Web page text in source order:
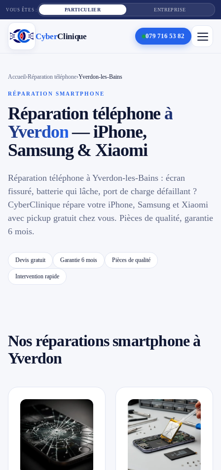
VOUS ÊTES : PARTICULIER ENTREPRISE
CyberClinique 079 716 53 82
Cyber Clinique
Services
Réparation téléphone
Tarifs
Blog
Contact
📍 LOCALITÉS DESSERVIES
Broye
Hors zone 2
→ Toutes les zones d'intervention (21 villes)
079 716 53 82
Accueil›Réparation téléphone›Yverdon-les-Bains
RÉPARATION SMARTPHONE
Réparation téléphone à
Yverdon— iPhone,
Samsung & Xiaomi
Réparation téléphone à Yverdon-les-Bains : écran
fissuré, batterie qui lâche, port de charge défaillant ?
CyberClinique répare votre iPhone, Samsung et Xiaomi
avec pickup gratuit chez vous. Pièces de qualité, garantie
6 mois.
Devis gratuit Garantie 6 mois Pièces de qualité
Intervention rapide
Nos réparations smartphone à
Yverdon